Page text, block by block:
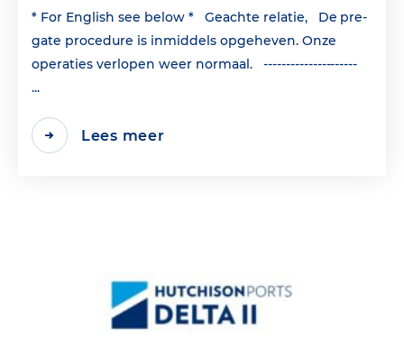
* For English see below * Geachte relatie, De pre-
gate procedure is inmiddels opgeheven. Onze
operaties verlopen weer normaal. ---------------------
...
Lees meer